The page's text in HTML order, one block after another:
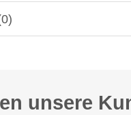
unsere